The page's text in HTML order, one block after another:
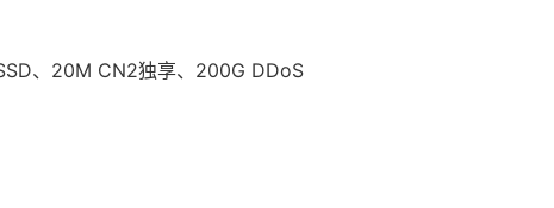
、20M CN2独享、200G DDoS